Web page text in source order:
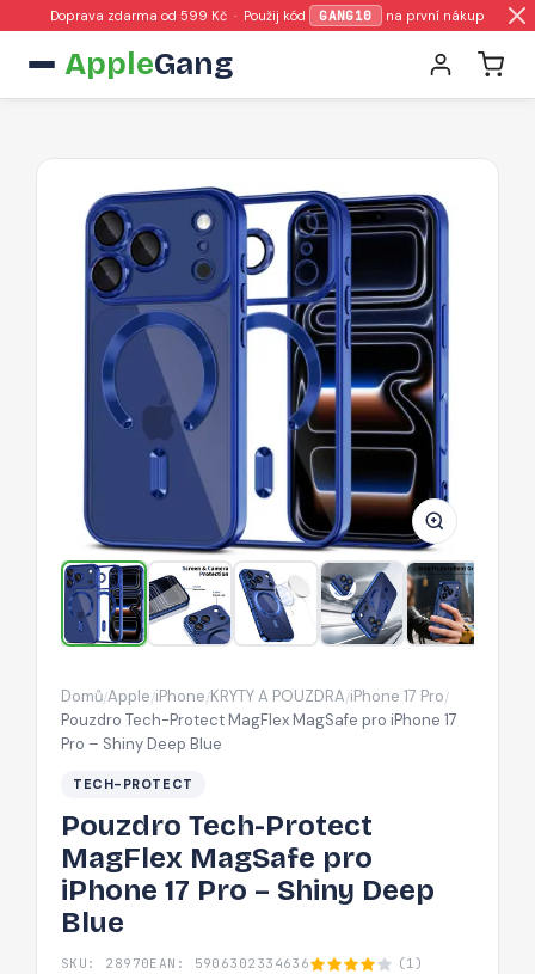
Doprava zdarma od 599 Kč · Použij kód GANG10 na první nákup
AppleGang
Pouzdro
Tech-
Protect
MagFlex
MagSafe
pro
iPhone
17
Pro
–
Deep
Domů/Apple/iPhone/KRYTY A POUZDRA/iPhone 17 Pro/
Pouzdro Tech-Protect MagFlex MagSafe pro iPhone 17
Pro – Shiny Deep Blue
TECH-PROTECT
Pouzdro Tech-Protect
MagFlex MagSafe pro
iPhone 17 Pro – Shiny Deep
Blue
SKU: 28970EAN: 5906302334636 (1)